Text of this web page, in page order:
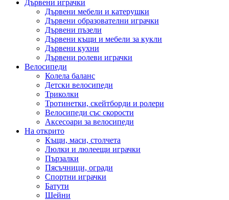
Дървени играчки
Дървени мебели и катерушки
Дървени образователни играчки
Дървени пъзели
Дървени къщи и мебели за кукли
Дървени кухни
Дървени ролеви играчки
Велосипеди
Колела баланс
Детски велосипеди
Триколки
Тротинетки, скейтборди и ролери
Велосипеди със скорости
Аксесоари за велосипеди
На открито
Къщи, маси, столчета
Люлки и люлеещи играчки
Пързалки
Пясъчници, огради
Спортни играчки
Батути
Шейни